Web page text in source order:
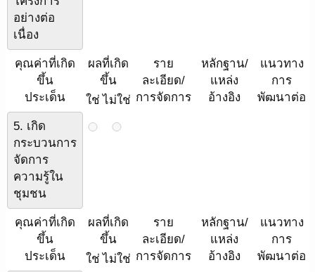
อย่างต่อ
เนื่อง
คุณค่าที่เกิด
ขึ้น
ประเด็น
ผลที่เกิด
ขึ้น
ราย
ละเอียด/
การจัดการ
หลักฐาน/
แหล่ง
อ้างอิง
แนวทาง
การ
พัฒนาต่อ
ใช่ ไม่ใช่
5. เกิด
กระบวนการ
จัดการ
ความรู้ใน
ชุมชน
คุณค่าที่เกิด
ขึ้น
ประเด็น
ผลที่เกิด
ขึ้น
ราย
ละเอียด/
การจัดการ
หลักฐาน/
แหล่ง
อ้างอิง
แนวทาง
การ
พัฒนาต่อ
ใช่ ไม่ใช่